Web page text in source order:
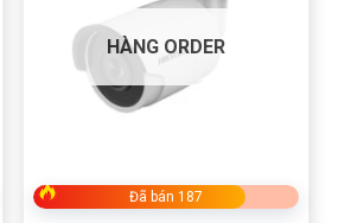
HÀNG ORDER
Đã bán 187